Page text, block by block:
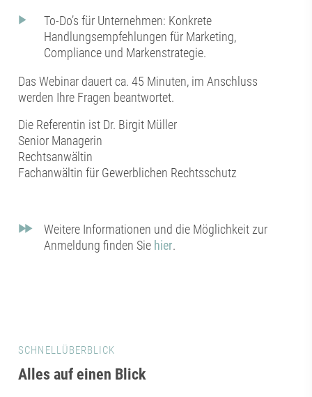
To-Do’s für Unternehmen: Konkrete
Handlungsempfehlungen für Marketing,
Compliance und Markenstrategie.
Das Webinar dauert ca. 45 Minuten, im Anschluss
werden Ihre Fragen beantwortet.
Die Referentin ist Dr. Birgit Müller
Senior Managerin
Rechtsanwältin
Fachanwältin für Gewerblichen Rechtsschutz
Weitere Informationen und die Möglichkeit zur
Anmeldung finden Sie hier.
SCHNELLÜBERBLICK
Alles auf einen Blick